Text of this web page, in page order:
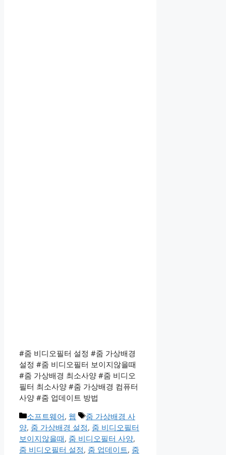
#줌 비디오필터 설정 #줌 가상배경
설정 #줌 비디오필터 보이지않을때
#줌 가상배경 최소사양 #줌 비디오
필터 최소사양 #줌 가상배경 컴퓨터
사양 #줌 업데이트 방법
카
테
고
리
소프트웨어, 웹
태
그
줌 가상배경 사
양, 줌 가상배경 설정, 줌 비디오필터
보이지않을때, 줌 비디오필터 사양,
줌 비디오필터 설정, 줌 업데이트, 줌